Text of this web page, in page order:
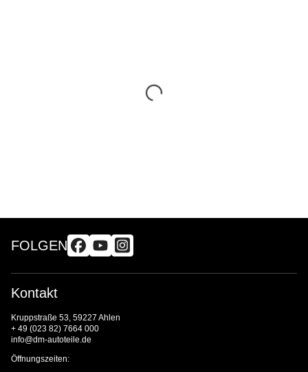
FOLGEN
Kontakt
Kruppstraße 53, 59227 Ahlen
+ 49 (023 82) 7664 000
info@dm-autoteile.de
Öffnungszeiten: